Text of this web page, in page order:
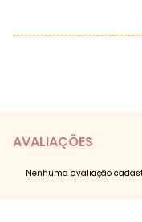
AVALIAÇÕES
Nenhuma avaliação